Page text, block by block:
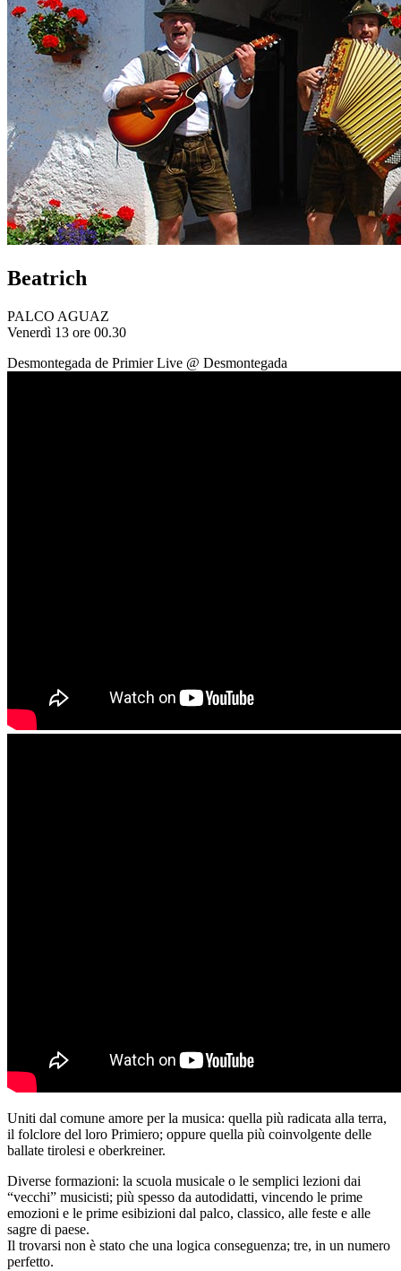
Beatrich
PALCO AGUAZ
Venerdì 13 ore 00.30
Desmontegada de PrimierLive @ Desmontegada
Uniti dal comune amore per la musica: quella più radicata alla terra,
il folclore del loro Primiero; oppure quella più coinvolgente delle
ballate tirolesi e oberkreiner.
Diverse formazioni: la scuola musicale o le semplici lezioni dai
“vecchi” musicisti; più spesso da autodidatti, vincendo le prime
emozioni e le prime esibizioni dal palco, classico, alle feste e alle
sagre di paese.
Il trovarsi non è stato che una logica conseguenza; tre, in un numero
perfetto.